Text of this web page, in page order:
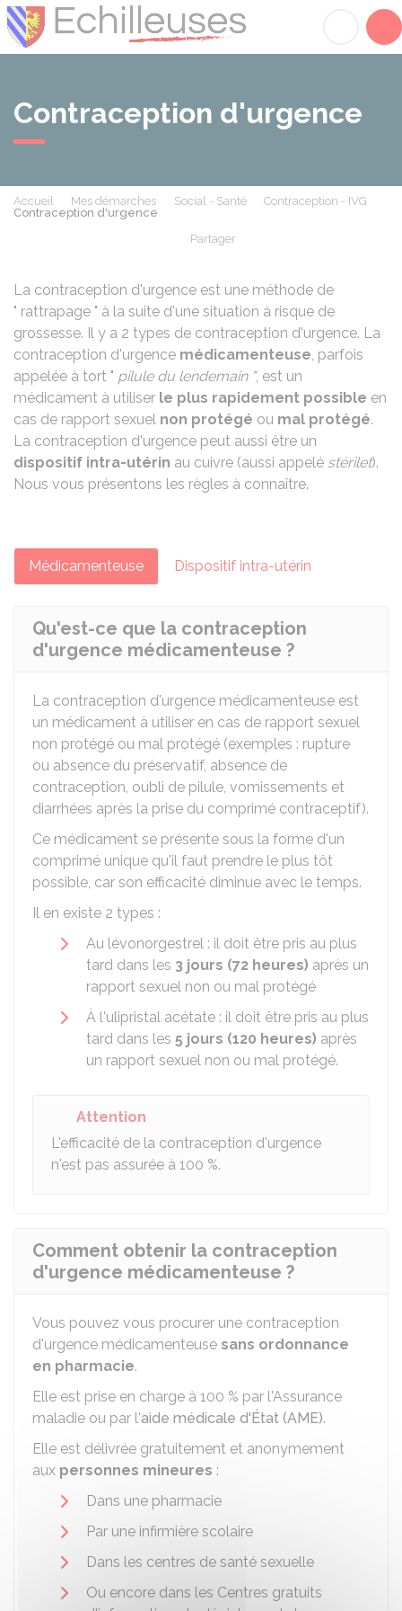
Contraception d'urgence
Accueil Mes démarches Social - Santé
Contraception - IVG
Contraception d'urgence
Partager
La contraception d'urgence est une méthode de
" rattrapage " à la suite d'une situation à risque de
grossesse. Il y a 2 types de contraception d'urgence. La
contraception d'urgence médicamenteuse, parfois
appelée à tort " pilule du lendemain ", est un
médicament à utiliser le plus rapidement possible en
cas de rapport sexuel non protégé ou mal protégé.
La contraception d'urgence peut aussi être un
dispositif intra-utérin au cuivre (aussi appelé stérilet).
Nous vous présentons les règles à connaître.
Médicamenteuse Dispositif intra-utérin
Qu'est-ce que la contraception
d'urgence médicamenteuse ?
La contraception d'urgence médicamenteuse est
un médicament à utiliser en cas de rapport sexuel
non protégé ou mal protégé (exemples : rupture
ou absence du préservatif, absence de
contraception, oubli de pilule, vomissements et
diarrhées après la prise du comprimé contraceptif).
Ce médicament se présente sous la forme d'un
comprimé unique qu'il faut prendre le plus tôt
possible, car son efficacité diminue avec le temps.
Il en existe 2 types :
Au lévonorgestrel : il doit être pris au plus
tard dans les 3 jours (72 heures) après un
rapport sexuel non ou mal protégé
À l'ulipristal acétate : il doit être pris au plus
tard dans les 5 jours (120 heures) après
un rapport sexuel non ou mal protégé.
Attention
L'efficacité de la contraception d'urgence
n'est pas assurée à 100 %.
Comment obtenir la contraception
d'urgence médicamenteuse ?
Vous pouvez vous procurer une contraception
d'urgence médicamenteuse sans ordonnance
en pharmacie.
Elle est prise en charge à 100 % par l'Assurance
maladie ou par l'aide médicale d'État (AME).
Elle est délivrée gratuitement et anonymement
aux personnes mineures :
Dans une pharmacie
Par une infirmière scolaire
Dans les centres de santé sexuelle
Ou encore dans les Centres gratuits